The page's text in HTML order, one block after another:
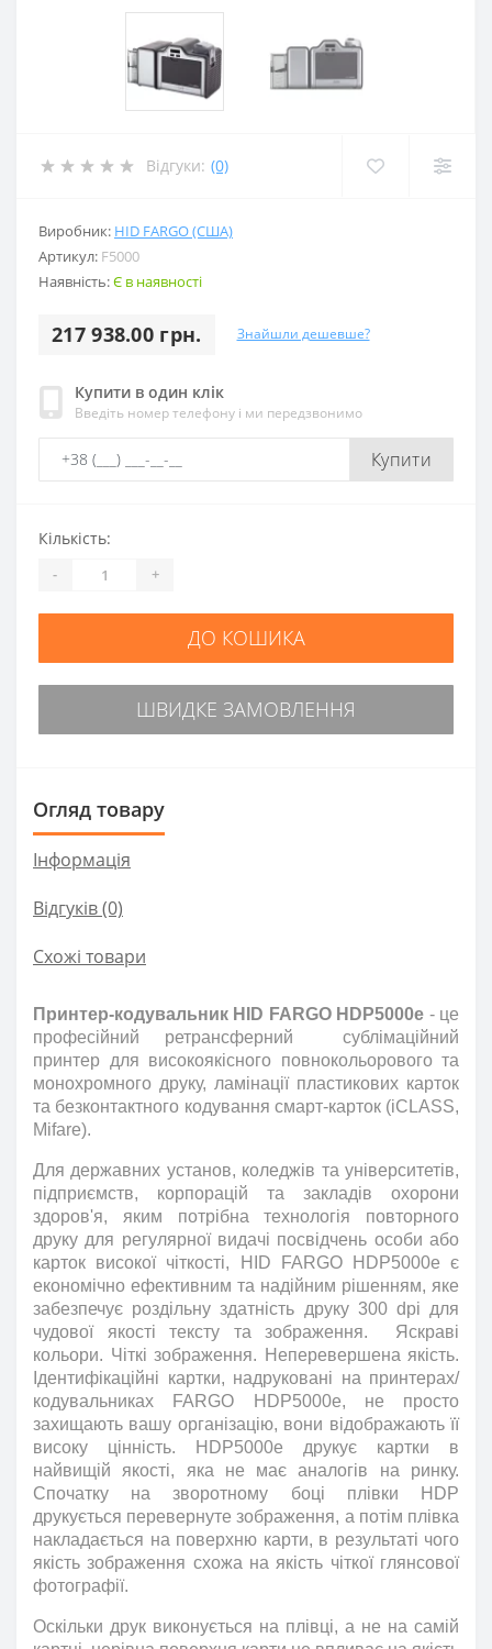
Відгуки: (0)
Виробник: HID FARGO (США)
Артикул: F5000
Наявність:Є в наявності
217 938.00 грн. Знайшли дешевше?
Купити в один клік
Введіть номер телефону і ми передзвонимо
Купити
Кількість:
- +
ДО КОШИКА
ШВИДКЕ ЗАМОВЛЕННЯ
Огляд товару
Інформація
Відгуків (0)
Схожі товари
Принтер-кодувальник HID FARGO HDP5000e - це
професійний ретрансферний
сублімаційний
принтер для високоякісного повнокольорового та
монохромного друку, ламінації пластикових карток
та безконтактного кодування смарт-карток (iCLASS,
Mifare).
Для державних установ, коледжів та університетів,
підприємств, корпорацій та закладів охорони
здоров'я, яким потрібна технологія повторного
друку для регулярної видачі посвідчень особи або
карток високої чіткості, HID FARGO HDP5000e є
економічно ефективним та надійним рішенням, яке
забезпечує роздільну здатність друку 300 dpi для
чудової якості тексту та зображення. Яскраві
кольори. Чіткі зображення. Неперевершена якість.
Ідентифікаційні картки, надруковані на принтерах/
кодувальниках FARGO HDP5000e, не просто
захищають вашу організацію, вони відображають її
високу цінність. HDP5000e друкує картки в
найвищій якості, яка не має аналогів на ринку.
Спочатку на зворотному боці плівки HDP
друкується перевернуте зображення, а потім плівка
накладається на поверхню карти, в результаті чого
якість зображення схожа на якість чіткої глянсової
фотографії.
Оскільки друк виконується на плівці, а не на самій